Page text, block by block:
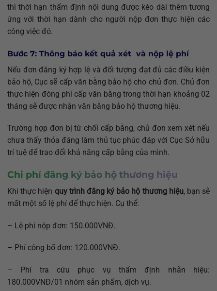
thì thời hạn thẩm định nội dung được kéo dài thêm tương
ứng với thời hạn dành cho người nộp đơn thực hiện các
công việc đó.
Bước 7: Thông báo kết quả xét và nộp lệ phí
Nếu đơn đăng ký hợp lệ và đối tượng đạt đủ các điều kiện
bảo hộ, Cục sẽ cấp văn bằng bảo hộ cho chủ đơn. Chủ đơn
thực hiện đóng phí cấp văn bằng trong thời hạn khoảng 02
tháng sẽ được nhận văn bằng bảo hộ thương hiệu.
Trường hợp đơn bị từ chối cấp bằng, chủ đơn xem xét nếu
chưa thấy thỏa đáng làm thủ tục phúc đáp với Cục Sở hữu
trí tuệ để trao đổi khả năng cấp bằng của mình.
Chi phí đăng ký bảo hộ thương hiệu
Khi thực hiện quy trình đăng ký bảo hộ thương hiệu, bạn sẽ
mất một số lệ phí để thực hiện. Cụ thể:
– Lệ phí nộp đơn: 150.000VNĐ.
– Phí công bố đơn: 120.000VNĐ.
– Phí tra cứu phục vụ thẩm định nhãn hiệu:
180.000VNĐ/01 nhóm sản phẩm, dịch vụ.